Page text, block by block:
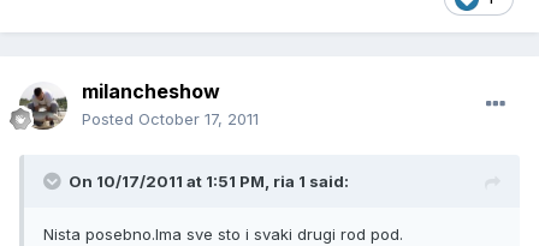
milancheshow
Posted October 17, 2011
On 10/17/2011 at 1:51 PM, ria 1 said:
Nista posebno.Ima sve sto i svaki drugi rod pod.